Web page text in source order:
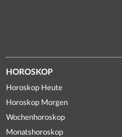
HOROSKOP
Horoskop Heute
Horoskop Morgen
Wochenhoroskop
Monatshoroskop